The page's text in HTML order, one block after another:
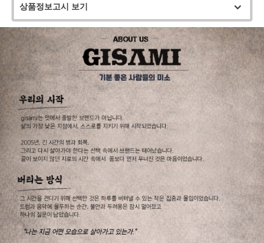
상품정보고시 보기